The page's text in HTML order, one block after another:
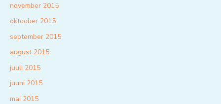
november 2015
oktoober 2015
september 2015
august 2015
juuli 2015
juuni 2015
mai 2015